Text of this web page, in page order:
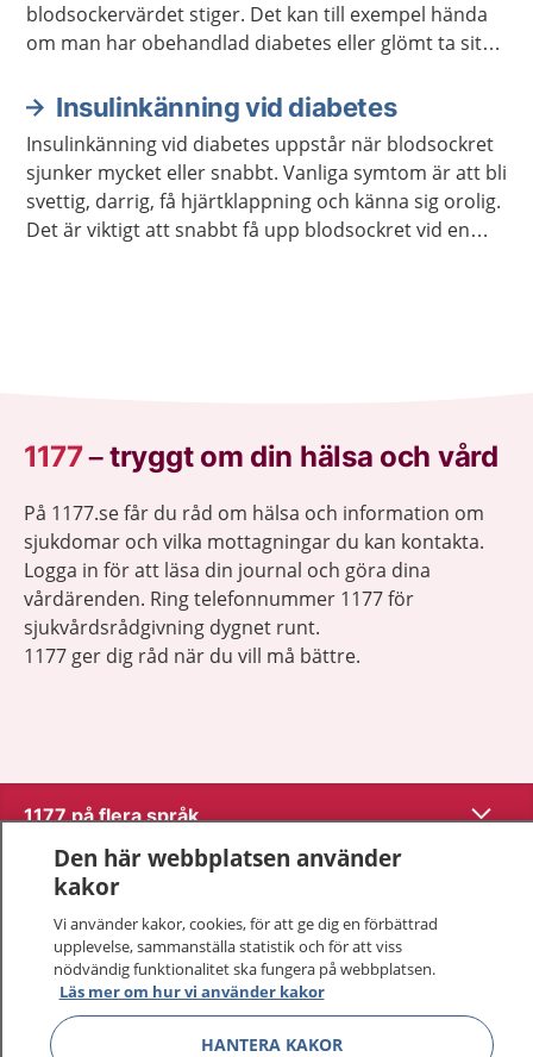
blodsockervärdet stiger. Det kan till exempel hända
om man har obehandlad diabetes eller glömt ta sitt
Insulinkänning vid diabetes
Insulinkänning vid diabetes uppstår när blodsockret
sjunker mycket eller snabbt. Vanliga symtom är att bli
svettig, darrig, få hjärtklappning och känna sig orolig.
Det är viktigt att snabbt få upp blodsockret vid en
1177–tryggt om din hälsa och vård
På 1177.se får du råd om hälsa och information om
sjukdomar och vilka mottagningar du kan kontakta.
Logga in för att läsa din journal och göra dina
vårdärenden. Ring telefonnummer 1177 för
sjukvårdsrådgivning dygnet runt.
1177 ger dig råd när du vill må bättre.
1177 på flera språk Visa
Om 1177
Kontakt
Behandling av personuppgifter
Den här webbplatsen använder
kakor
Vi använder kakor, cookies, för att ge dig en förbättrad
upplevelse, sammanställa statistik och för att viss
nödvändig funktionalitet ska fungera på webbplatsen.
Läs mer om hur vi använder kakor
HANTERA KAKOR